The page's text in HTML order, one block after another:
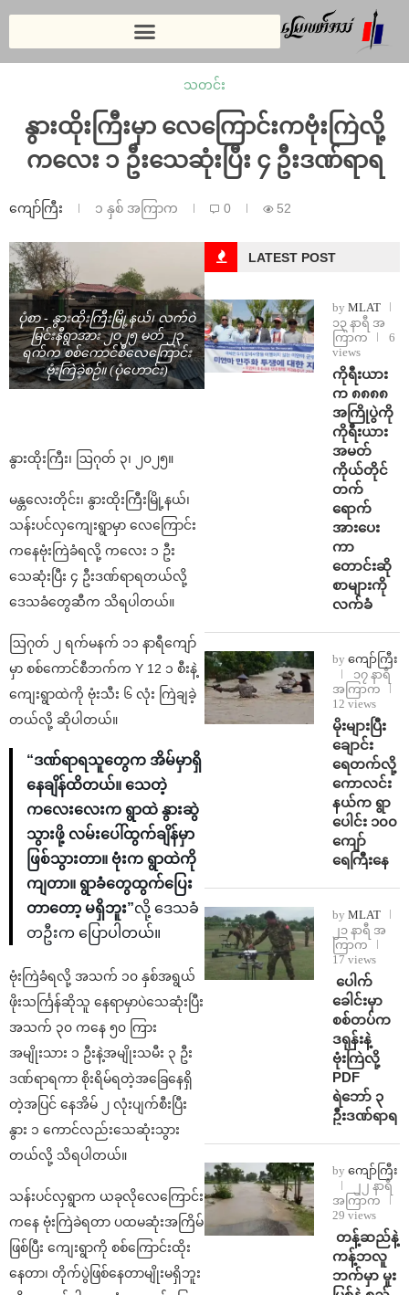
သတင်း
⁨⁨နွားထိုးကြီးမှာ လေကြောင်းကဗုံးကြဲလို့
ကလေး ၁ ဦးသေဆုံးပြီး ၄ ဦးဒဏ်ရာရ
ကျော်ကြီး ၁ နှစ် အကြာက 0 52
ပုံစာ - နွားထိုးကြီးမြို့နယ်၊ လက်ဝဲ
မြင်းနီရွာအား ၂၀၂၅ မတ် ၂၃
ရက်က စစ်ကောင်စီလေကြောင်း
ဗုံးကြဲခဲ့စဉ်။ (ပုံဟောင်း)
နွားထိုးကြီး၊ ဩဂုတ် ၃၊ ၂၀၂၅။
မန္တလေးတိုင်း၊ နွားထိုးကြီးမြို့နယ်၊
သန်းပင်လှကျေးရွာမှာ လေကြောင်း
ကနေဗုံးကြဲခံရလို့ ကလေး ၁ ဦး
သေဆုံးပြီး ၄ ဦးဒဏ်ရာရတယ်လို့
ဒေသခံတွေဆီက သိရပါတယ်။
ဩဂုတ် ၂ ရက်မနက် ၁၁ နာရီကျော်
မှာ စစ်ကောင်စီဘက်က Y 12 ၁ စီးနဲ့
ကျေးရွာထဲကို ဗုံးသီး ၆ လုံး ကြဲချခဲ့
တယ်လို့ ဆိုပါတယ်။
“ဒဏ်ရာရသူတွေက အိမ်မှာရှိ
နေချိန်ထိတယ်။ သေတဲ့
ကလေးလေးက ရွာထဲ နွားဆွဲ
သွားဖို့ လမ်းပေါ်ထွက်ချိန်မှာ
ဖြစ်သွားတာ။ ဗုံးက ရွာထဲကို
ကျတာ။ ရွာခံတွေထွက်ပြေး
တာတော့ မရှိဘူး”လို့ ဒေသခံ
တဦးက ပြောပါတယ်။
ဗုံးကြဲခံရလို့ အသက် ၁၀ နှစ်အရွယ်
ဖိုးသင်္ကြန်ဆိုသူ နေရာမှာပဲသေဆုံးပြီး
အသက် ၃၀ ကနေ ၅၀ ကြား
အမျိုးသား ၁ ဦးနဲ့အမျိုးသမီး ၃ ဦး
ဒဏ်ရာရကာ စိုးရိမ်ရတဲ့အခြေနေရှိ
တဲ့အပြင် နေအိမ် ၂ လုံးပျက်စီးပြီး
နွား ၁ ကောင်လည်းသေဆုံးသွား
တယ်လို့ သိရပါတယ်။
သန်းပင်လှရွာက ယခုလိုလေကြောင်း
ကနေ ဗုံးကြဲခဲရတာ ပထမဆုံးအကြိမ်
ဖြစ်ပြီး ကျေးရွာကို စစ်ကြောင်းထိုး
နေတာ၊ တိုက်ပွဲဖြစ်နေတာမျိုးမရှိဘူး
LATEST POST
by MLAT
၁၃ နာရီ အ
ကြာက
6
views
ကိုရီးယား
က ၈၈၈၈
အကြိုပွဲကို
ကိုရီးယား
အမတ်
ကိုယ်တိုင်
တက်
ရောက်
အားပေး
ကာ
တောင်းဆို
စာများကို
လက်ခံ
by ကျော်ကြီး
၁၇ နာရီ
အကြာက
12 views
⁨မိုးများပြီး
ချောင်း
ရေတက်လို့
ကောလင်း
နယ်က ရွာ
ပေါင်း ၁၀၀
ကျော်
ရေကြီးနေ
by MLAT
၂၁ နာရီ အ
ကြာက
17 views
⁩ ⁨ပေါက်
ခေါင်းမှာ
စစ်တပ်က
ဒရုန်းနဲ့
ဗုံးကြဲလို့
PDF
ရဲဘော် ၃
ဦးဒဏ်ရာရ
by ကျော်ကြီး
၂၂ နာရီ
အကြာက
29 views
⁩ ⁨တန့်ဆည်နဲ့
ကန့်ဘလူ
ဘက်မှာ မူး